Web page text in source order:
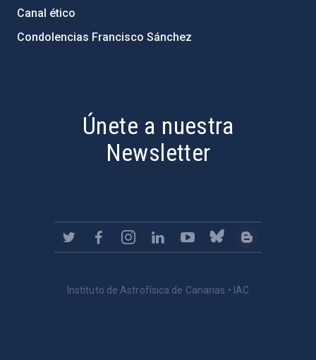
Canal ético
Condolencias Francisco Sánchez
Únete a nuestra
Newsletter
Instituto de Astrofísica de Canarias • IAC